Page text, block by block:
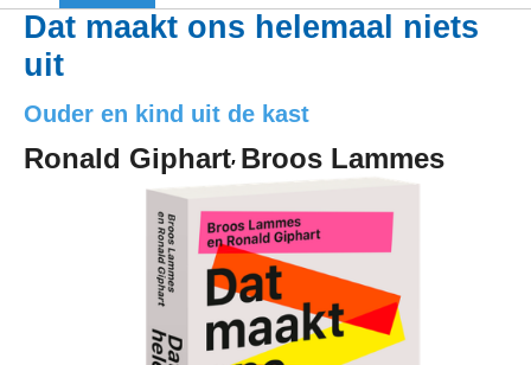
Veilig
Gratis
retourneren
en
uitgevers
Dat maakt ons helemaal niets
uit
Ouder en kind uit de kast
Ronald Giphart Broos Lammes